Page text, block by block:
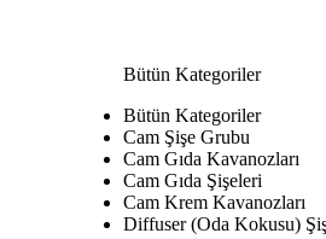
Bütün Kategoriler
Bütün Kategoriler
Cam Şişe Grubu
Cam Gıda Kavanozları
Cam Gıda Şişeleri
Cam Krem Kavanozları
Diffuser (Oda Kokusu)